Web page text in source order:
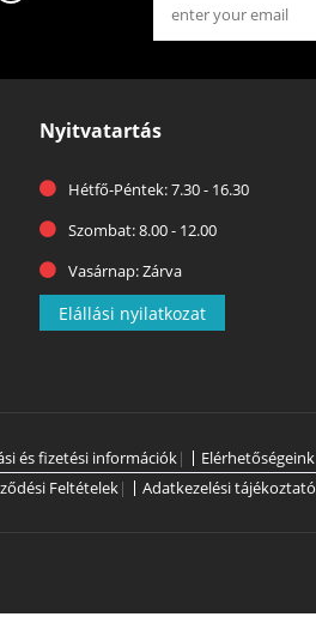
Nyitvatartás
Hétfő-Péntek: 7.30 - 16.30
Szombat: 8.00 - 12.00
Vasárnap: Zárva
Elállási nyilatkozat
és fizetési információk| Elérhetőségeink
Feltételek| Adatkezelési tájékoztató